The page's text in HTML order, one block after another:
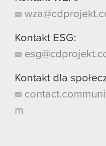
Kontakt ESG:
Kontakt dla
m